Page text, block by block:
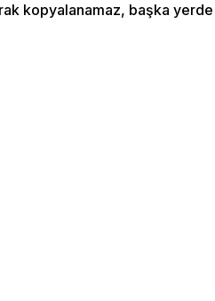
kopyalanamaz, başka yerde